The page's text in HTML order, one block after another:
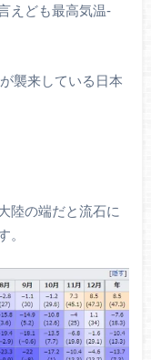
えども最高気温‐
襲来している日本
陸の端だと流石に
。